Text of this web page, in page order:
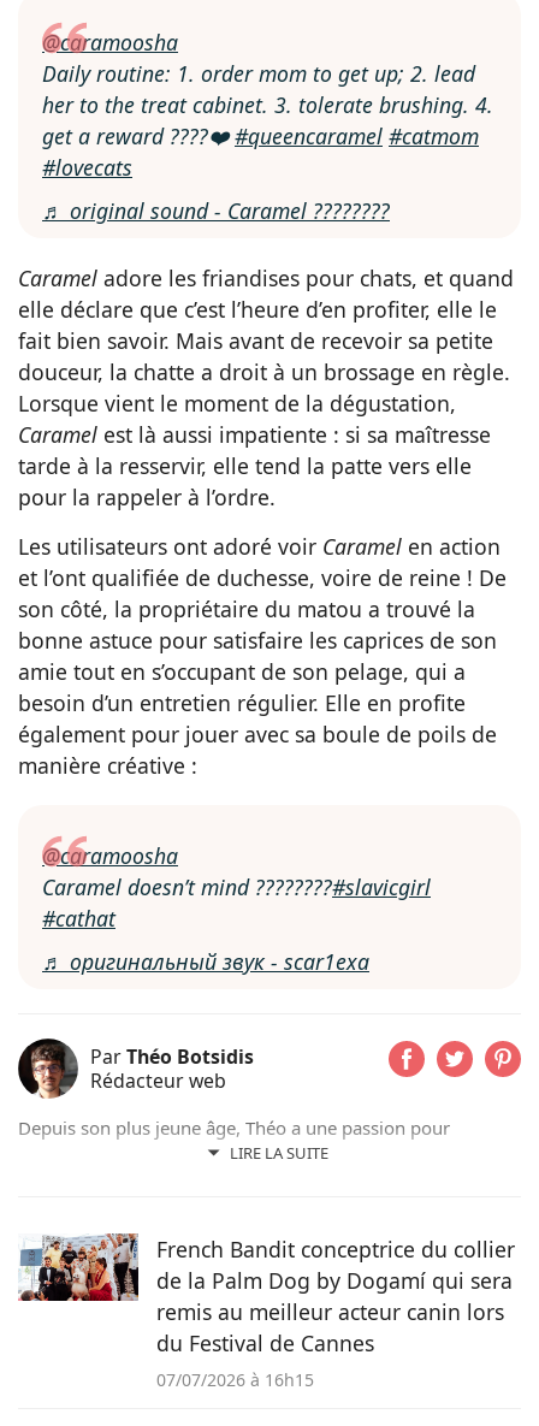
@caramoosha
Daily routine: 1. order mom to get up; 2. lead
her to the treat cabinet. 3. tolerate brushing. 4.
get a reward ????❤️#queencaramel #catmom
#lovecats
♬ original sound - Caramel ????????
Caramel adore les friandises pour chats, et quand
elle déclare que c’est l’heure d’en profiter, elle le
fait bien savoir. Mais avant de recevoir sa petite
douceur, la chatte a droit à un brossage en règle.
Lorsque vient le moment de la dégustation,
Caramel est là aussi impatiente : si sa maîtresse
tarde à la resservir, elle tend la patte vers elle
pour la rappeler à l’ordre.
Les utilisateurs ont adoré voir Caramel en action
et l’ont qualifiée de duchesse, voire de reine ! De
son côté, la propriétaire du matou a trouvé la
bonne astuce pour satisfaire les caprices de son
amie tout en s’occupant de son pelage, qui a
besoin d’un entretien régulier. Elle en profite
également pour jouer avec sa boule de poils de
manière créative :
@caramoosha
Caramel doesn’t mind ????????#slavicgirl
#cathat
♬ оригинальный звук - scar1exa
ParThéo Botsidis
Rédacteur web
LIRE LA SUITE
Depuis son plus jeune âge, Théo a une passion pour
l’écriture. Aujourd’hui rédacteur web, il prend plaisir à
émouvantes.
French Bandit conceptrice du collier
de la Palm Dog by Dogamí qui sera
remis au meilleur acteur canin lors
du Festival de Cannes
07/07/2026 à 16h15